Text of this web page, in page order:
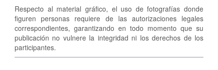
Respecto al material gráfico, el uso de fotografías donde
figuren personas requiere de las autorizaciones legales
correspondientes, garantizando en todo momento que su
publicación no vulnere la integridad ni los derechos de los
participantes.